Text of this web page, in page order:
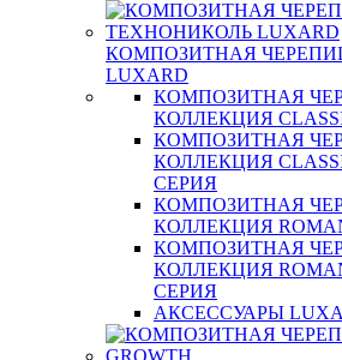
КОМПОЗИТНАЯ
LUXARD
КОМПОЗИТНАЯ
КОЛЛЕКЦИЯ
КОМПОЗИТНАЯ
КОЛЛЕКЦИЯ
СЕРИЯ
КОМПОЗИТНАЯ
КОЛЛЕКЦИЯ
КОМПОЗИТНАЯ
КОЛЛЕКЦИЯ
СЕРИЯ
АКСЕССУАРЫ